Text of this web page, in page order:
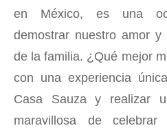
en México, es una
demostrar nuestro amor
de la familia. ¿Qué mejor
con una experiencia
Casa Sauza y realizar
maravillosa de